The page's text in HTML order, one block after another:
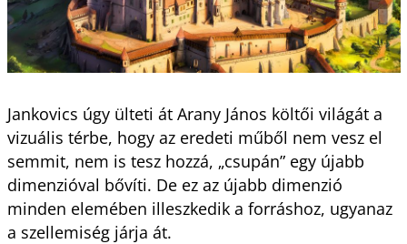
Jankovics úgy ülteti át Arany János költői világát a
vizuális térbe, hogy az eredeti műből nem vesz el
semmit, nem is tesz hozzá, „csupán” egy újabb
dimenzióval bővíti. De ez az újabb dimenzió
minden elemében illeszkedik a forráshoz, ugyanaz
a szellemiség járja át.